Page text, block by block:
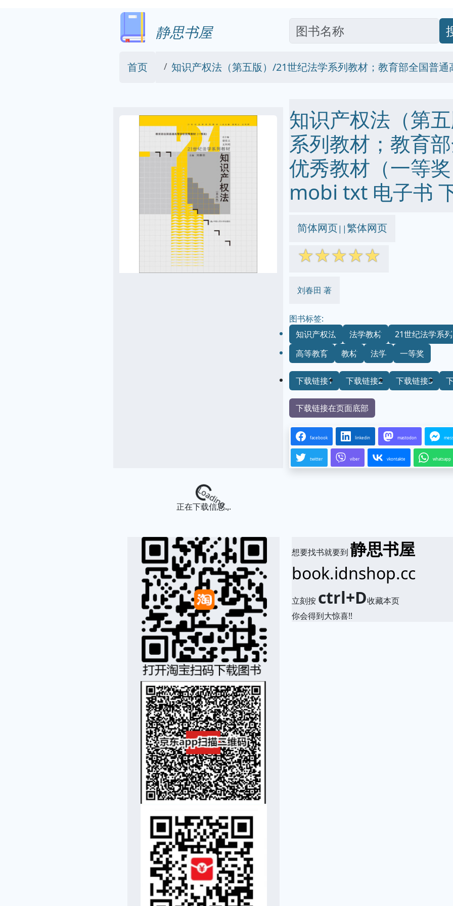
静思书屋
首页 知识产权法（第五版）/21世纪法学系列教材；教育部全国普
知识产权法（第
系列教材；教育
优秀教材（一等
mobi txt 电子书
简体网页||繁体网页
☆☆☆☆☆
刘春田 著
图书标签:
知识产权法
法学教材
21世纪法学系列
高等教育
教材 法学 一等奖
下载链接1 下载链接2 下载链接3
下载链接在页面底部
facebook linkedin mastodon
twitter viber vkontakte whatsapp
Loading...
正在下载信息...
想要找书就要到静思书屋
book.idnshop.cc
立刻按 ctrl+D收藏本页
你会得到大惊喜!!